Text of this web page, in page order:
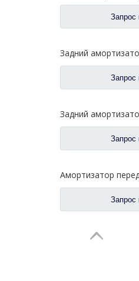
Запрос
Запрос
Запрос
Запрос